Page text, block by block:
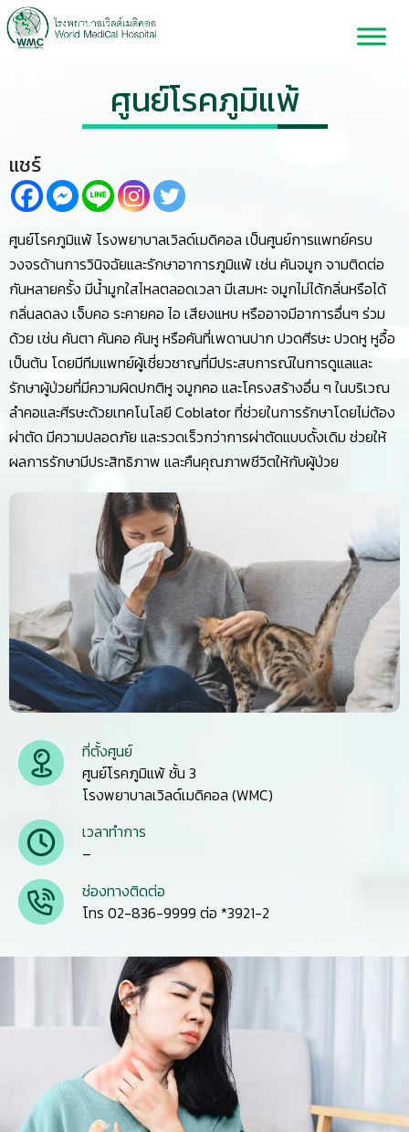
ศูนย์โรคภูมิแพ้
แชร์
ศูนย์โรคภูมิแพ้ โรงพยาบาลเวิลด์เมดิคอล เป็นศูนย์การแพทย์ครบ
วงจรด้านการวินิจฉัยและรักษาอาการภูมิแพ้ เช่น คันจมูก จามติดต่อ
กันหลายครั้ง มีน้ำมูกใสไหลตลอดเวลา มีเสมหะ จมูกไม่ได้กลิ่นหรือได้
กลิ่นลดลง เจ็บคอ ระคายคอ ไอ เสียงแหบ หรืออาจมีอาการอื่นๆ ร่วม
ด้วย เช่น คันตา คันคอ คันหู หรือคันที่เพดานปาก ปวดศีรษะ ปวดหู หูอื้อ
เป็นต้น โดยมีทีมแพทย์ผู้เชี่ยวชาญที่มีประสบการณ์ในการดูแลและ
รักษาผู้ป่วยที่มีความผิดปกติหู จมูกคอ และโครงสร้างอื่น ๆ ในบริเวณ
ลำคอและศีรษะด้วยเทคโนโลยี Coblator ที่ช่วยในการรักษาโดยไม่ต้อง
ผ่าตัด มีความปลอดภัย และรวดเร็วกว่าการผ่าตัดแบบดั้งเดิม ช่วยให้
ผลการรักษามีประสิทธิภาพ และคืนคุณภาพชีวิตให้กับผู้ป่วย
ที่ตั้งศูนย์
ศูนย์โรคภูมิแพ้ ชั้น 3
โรงพยาบาลเวิลด์เมดิคอล (WMC)
เวลาทำการ
–
ช่องทางติดต่อ
โทร 02-836-9999 ต่อ *3921-2